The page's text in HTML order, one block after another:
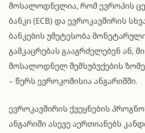
მოსალოდნელია, რომ ევროპის
ბანკი (ECB) და ევროკავშირის
ბანკების უმეტესობა
გამკაცრებას გააგრძელებენ ან,
მოსალოდნელ შემსუბუქების
– წერს ევროკომისია ანგარიშში.
ევროკავშირის ქვეყნების
ანგარიში ასევე აერთიანებს